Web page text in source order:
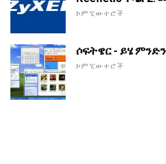
ኮምፒውተሮች
ሶፍትዌር - ይሄ
ኮምፒውተሮች